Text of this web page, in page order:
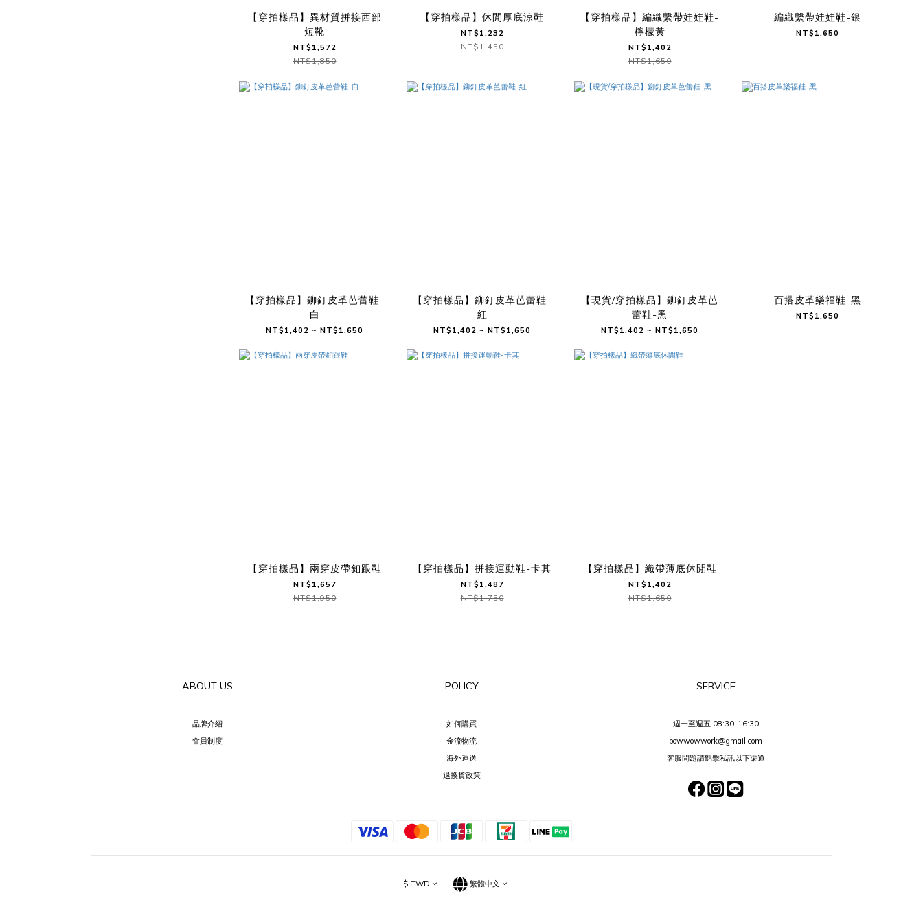
【穿拍樣品】異材質拼接西部
短靴
NT$1,572
NT$1,850
【穿拍樣品】休閒厚底涼鞋
NT$1,232
NT$1,450
【穿拍樣品】編織繫帶娃娃鞋-
檸檬黃
NT$1,402
NT$1,650
編織繫帶娃娃鞋-銀
NT$1,650
【穿拍樣品】鉚釘皮革芭蕾鞋-
白
NT$1,402 ~ NT$1,650
【穿拍樣品】鉚釘皮革芭蕾鞋-
紅
NT$1,402 ~ NT$1,650
【現貨/穿拍樣品】鉚釘皮革芭
蕾鞋-黑
NT$1,402 ~ NT$1,650
百搭皮革樂福鞋-黑
NT$1,650
【穿拍樣品】兩穿皮帶釦跟鞋
NT$1,657
NT$1,950
【穿拍樣品】拼接運動鞋-卡其
NT$1,487
NT$1,750
【穿拍樣品】織帶薄底休閒鞋
NT$1,402
NT$1,650
ABOUT US
品牌介紹
會員制度
POLICY
如何購買
金流物流
海外運送
退換貨政策
SERVICE
週一至週五 08:30-16:30
bowwowwork@gmail.com
客服問題請點擊私訊以下渠道
$ TWD 繁體中文